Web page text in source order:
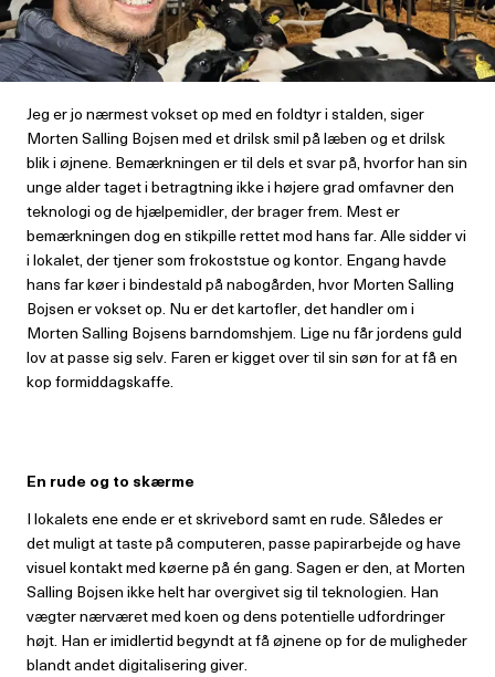
Jeg er jo nærmest vokset op med en foldtyr i stalden, siger
Morten Salling Bojsen med et drilsk smil på læben og et drilsk
blik i øjnene. Bemærkningen er til dels et svar på, hvorfor han sin
unge alder taget i betragtning ikke i højere grad omfavner den
teknologi og de hjælpemidler, der brager frem. Mest er
bemærkningen dog en stikpille rettet mod hans far. Alle sidder vi
i lokalet, der tjener som frokoststue og kontor. Engang havde
hans far køer i bindestald på nabogården, hvor Morten Salling
Bojsen er vokset op. Nu er det kartofler, det handler om i
Morten Salling Bojsens barndomshjem. Lige nu får jordens guld
lov at passe sig selv. Faren er kigget over til sin søn for at få en
kop formiddagskaffe.
En rude og to skærme
I lokalets ene ende er et skrivebord samt en rude. Således er
det muligt at taste på computeren, passe papirarbejde og have
visuel kontakt med køerne på én gang. Sagen er den, at Morten
Salling Bojsen ikke helt har overgivet sig til teknologien. Han
vægter nærværet med koen og dens potentielle udfordringer
højt. Han er imidlertid begyndt at få øjnene op for de muligheder
blandt andet digitalisering giver.